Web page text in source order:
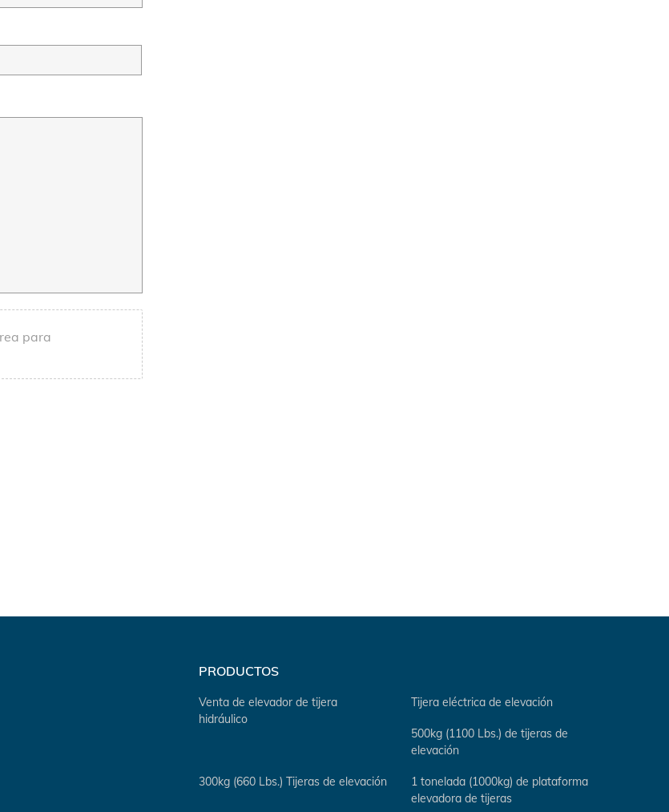
para
PRODUCTOS
Venta de elevador de tijera
hidráulico
Tijera eléctrica de elevación
500kg (1100 Lbs.) de tijeras de
elevación
300kg (660 Lbs.) Tijeras de elevación
1 tonelada (1000kg) de plataforma
elevadora de tijeras